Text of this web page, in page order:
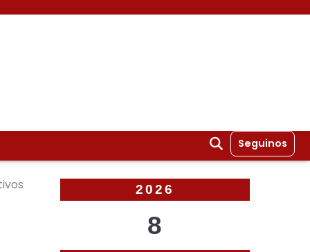
Seguinos
2026
8